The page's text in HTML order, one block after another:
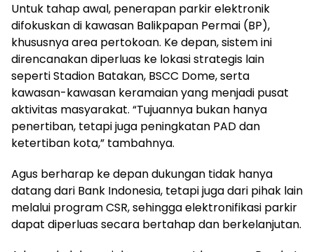
Untuk tahap awal, penerapan parkir elektronik
difokuskan di kawasan Balikpapan Permai (BP),
khususnya area pertokoan. Ke depan, sistem ini
direncanakan diperluas ke lokasi strategis lain
seperti Stadion Batakan, BSCC Dome, serta
kawasan-kawasan keramaian yang menjadi pusat
aktivitas masyarakat. “Tujuannya bukan hanya
penertiban, tetapi juga peningkatan PAD dan
ketertiban kota,” tambahnya.
Agus berharap ke depan dukungan tidak hanya
datang dari Bank Indonesia, tetapi juga dari pihak lain
melalui program CSR, sehingga elektronifikasi parkir
dapat diperluas secara bertahap dan berkelanjutan.